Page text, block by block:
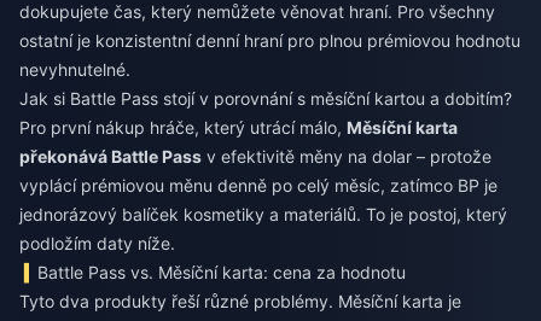
dokupujete čas, který nemůžete věnovat hraní. Pro všechny
ostatní je konzistentní denní hraní pro plnou prémiovou hodnotu
nevyhnutelné.
Jak si Battle Pass stojí v porovnání s měsíční kartou a dobitím?
Pro první nákup hráče, který utrácí málo, Měsíční karta
překonává Battle Pass v efektivitě měny na dolar – protože
vyplácí prémiovou měnu denně po celý měsíc, zatímco BP je
jednorázový balíček kosmetiky a materiálů. To je postoj, který
podložím daty níže.
Battle Pass vs. Měsíční karta: cena za hodnotu
Tyto dva produkty řeší různé problémy. Měsíční karta je